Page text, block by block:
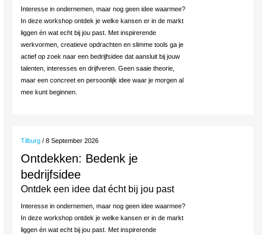
Interesse in ondernemen, maar nog geen idee waarmee?
In deze workshop ontdek je welke kansen er in de markt
liggen én wat echt bij jou past. Met inspirerende
werkvormen, creatieve opdrachten en slimme tools ga je
actief op zoek naar een bedrijfsidee dat aansluit bij jouw
talenten, interesses en drijfveren. Geen saaie theorie,
maar een concreet en persoonlijk idee waar je morgen al
mee kunt beginnen.
Tilburg / 8 September 2026
Ontdekken: Bedenk je
bedrijfsidee
Ontdek een idee dat écht bij jou past
Interesse in ondernemen, maar nog geen idee waarmee?
In deze workshop ontdek je welke kansen er in de markt
liggen én wat echt bij jou past. Met inspirerende